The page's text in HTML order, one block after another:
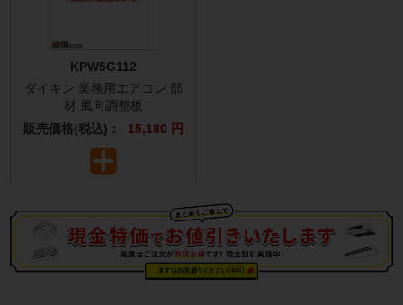
KPW5G112
ダイキン 業務用エアコン 部
材 風向調整板
販売価格(税込)：
15,180 円